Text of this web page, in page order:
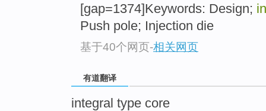
[gap=1374]Keywords: Design;
Push pole; Injection die
基于40个网页-相关网页
有道翻译
integral type core